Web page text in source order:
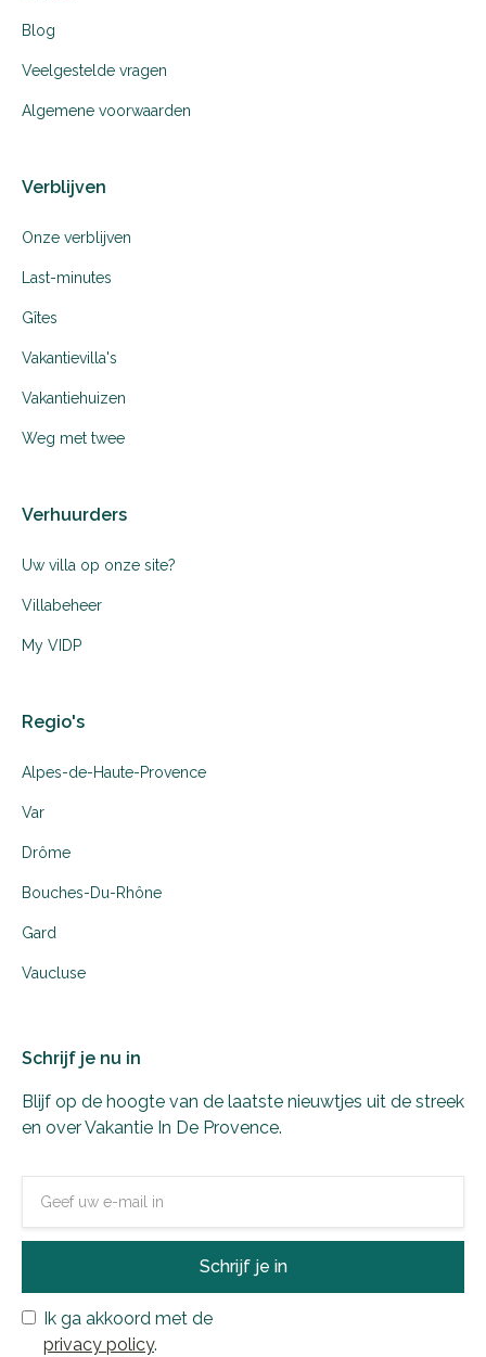
Blog
Veelgestelde vragen
Algemene voorwaarden
Verblijven
Onze verblijven
Last-minutes
Gîtes
Vakantievilla's
Vakantiehuizen
Weg met twee
Verhuurders
Uw villa op onze site?
Villabeheer
My VIDP
Regio's
Alpes-de-Haute-Provence
Var
Drôme
Bouches-Du-Rhône
Gard
Vaucluse
Schrijf je nu in
Blijf op de hoogte van de laatste nieuwtjes uit de streek
en over Vakantie In De Provence.
Ik ga akkoord met de
privacy policy.